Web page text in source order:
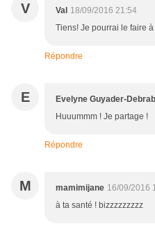
V Val 18/09/2016 21:54
Tiens! Je pourrai le faire
Répondre
E Evelyne Guyader-
Huuummm ! Je partage !
Répondre
M mamimijane 16/09/2016
à ta santé ! bizzzzzzzzz